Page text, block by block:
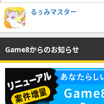
るぅみマスター
Game8からのお知らせ